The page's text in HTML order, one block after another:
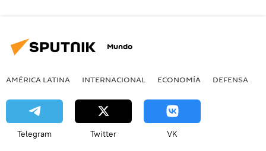
Mundo
AMÉRICA LATINA INTERNACIONAL ECONOMÍA DEFENSA
Telegram Twitter VK